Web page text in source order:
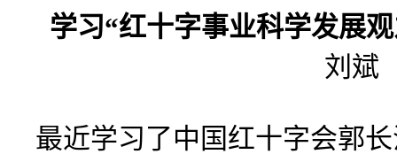
学习“红十字事业科学发展
刘斌
最近学习了中国红十字会郭